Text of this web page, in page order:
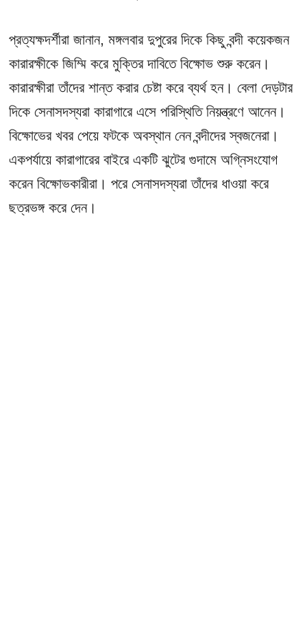
প্রত্যক্ষদর্শীরা জানান, মঙ্গলবার দুপুরের দিকে কিছু বন্দী কয়েকজন
কারারক্ষীকে জিম্মি করে মুক্তির দাবিতে বিক্ষোভ শুরু করেন।
কারারক্ষীরা তাঁদের শান্ত করার চেষ্টা করে ব্যর্থ হন। বেলা দেড়টার
দিকে সেনাসদস্যরা কারাগারে এসে পরিস্থিতি নিয়ন্ত্রণে আনেন।
বিক্ষোভের খবর পেয়ে ফটকে অবস্থান নেন বন্দীদের স্বজনেরা।
একপর্যায়ে কারাগারের বাইরে একটি ঝুটের গুদামে অগ্নিসংযোগ
করেন বিক্ষোভকারীরা। পরে সেনাসদস্যরা তাঁদের ধাওয়া করে
ছত্রভঙ্গ করে দেন।